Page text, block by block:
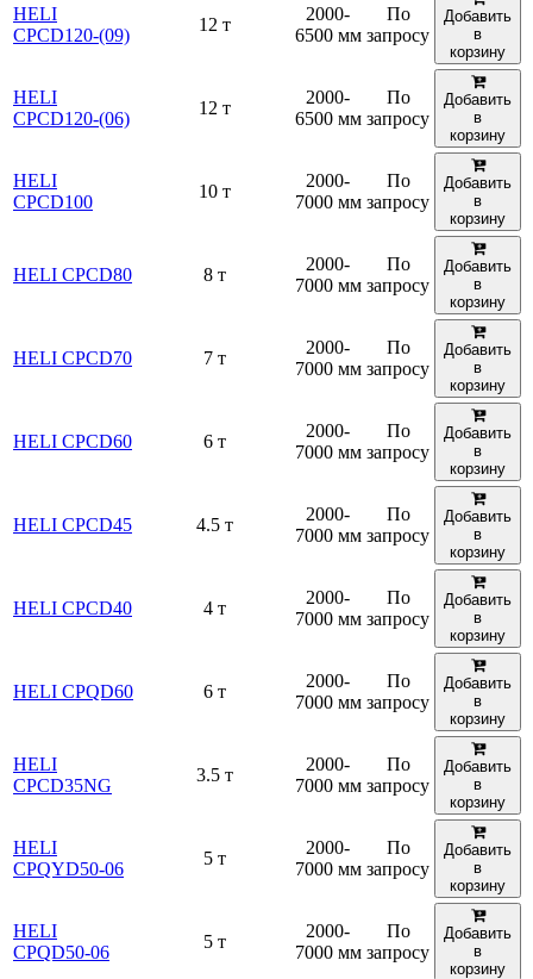
HELI
CPCD120-(09)
12 т
2000-
6500 мм
По
запросу
Добавить
в
корзину
HELI
CPCD120-(06)
12 т
2000-
6500 мм
По
запросу
Добавить
в
корзину
HELI
CPCD100
10 т
2000-
7000 мм
По
запросу
Добавить
в
корзину
HELI CPCD80 8 т
2000-
7000 мм
По
запросу
Добавить
в
корзину
HELI CPCD70 7 т
2000-
7000 мм
По
запросу
Добавить
в
корзину
HELI CPCD60 6 т
2000-
7000 мм
По
запросу
Добавить
в
корзину
HELI CPCD45 4.5 т
2000-
7000 мм
По
запросу
Добавить
в
корзину
HELI CPCD40 4 т
2000-
7000 мм
По
запросу
Добавить
в
корзину
HELI CPQD60 6 т
2000-
7000 мм
По
запросу
Добавить
в
корзину
HELI
CPCD35NG
3.5 т
2000-
7000 мм
По
запросу
Добавить
в
корзину
HELI
CPQYD50-06
5 т
2000-
7000 мм
По
запросу
Добавить
в
корзину
HELI
CPQD50-06
5 т
2000-
7000 мм
По
запросу
Добавить
в
корзину